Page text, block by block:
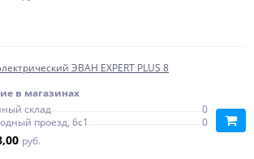
ЭВАН EXPERT PLUS 8
в магазинах
склад
0
проезд, 6с1
0
руб.